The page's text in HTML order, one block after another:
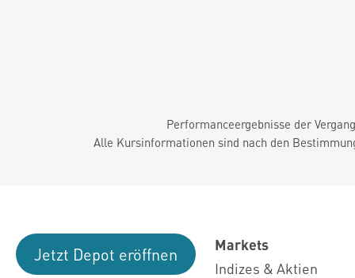
Performanceergebnisse der
Alle Kursinformationen sind nach den
Jetzt Depot eröffnen
Markets
Indizes & Aktien